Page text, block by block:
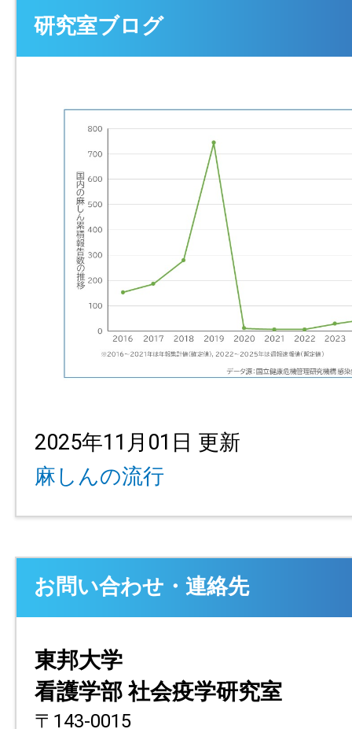
研究室ブログ
2025年11月01日 更新
麻しんの流行
お問い合わせ・連絡先
東邦大学
看護学部 社会疫学研究室
〒143-0015